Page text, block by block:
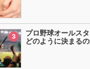
3
プロ野球オールス
どのように決まるの